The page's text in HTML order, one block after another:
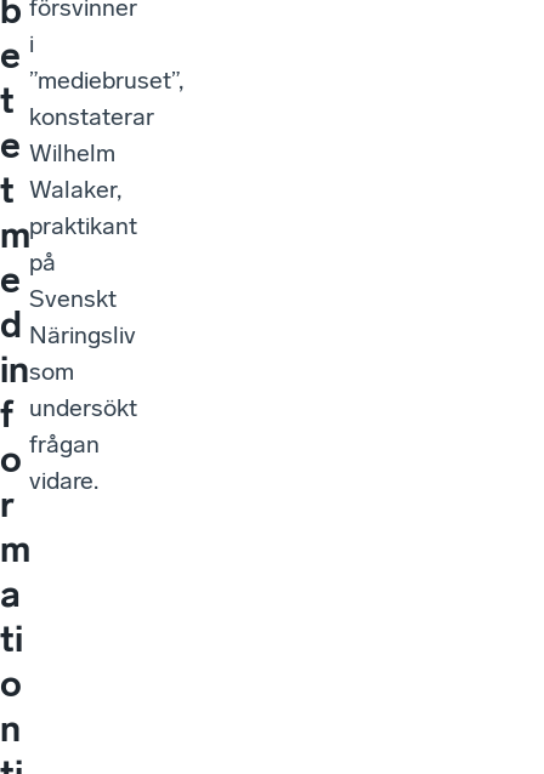
b
e
t
e
t
m
e
d
in
f
o
r
m
a
ti
o
n
försvinner
i
”mediebruset”,
konstaterar
Wilhelm
Walaker,
praktikant
på
Svenskt
Näringsliv
som
undersökt
frågan
vidare.